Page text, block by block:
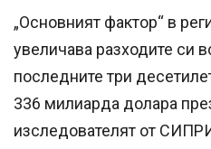
„Основният фактор“ в
увеличава разходите си
последните три
336 милиарда долара
изследователят от